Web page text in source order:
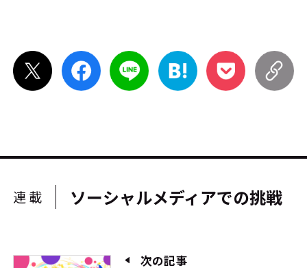
連載 ソーシャルメディアでの挑戦
次の記事